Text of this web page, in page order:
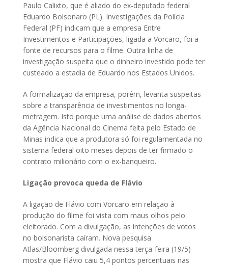
Paulo Calixto, que é aliado do ex-deputado federal
Eduardo Bolsonaro (PL). Investigações da Polícia
Federal (PF) indicam que a empresa Entre
Investimentos e Participações, ligada a Vorcaro, foi a
fonte de recursos para o filme. Outra linha de
investigação suspeita que o dinheiro investido pode ter
custeado a estadia de Eduardo nos Estados Unidos.
A formalização da empresa, porém, levanta suspeitas
sobre a transparência de investimentos no longa-
metragem. Isto porque uma análise de dados abertos
da Agência Nacional do Cinema feita pelo Estado de
Minas indica que a produtora só foi regulamentada no
sistema federal oito meses depois de ter firmado o
contrato milionário com o ex-banqueiro.
Ligação provoca queda de Flávio
A ligação de Flávio com Vorcaro em relação à
produção do filme foi vista com maus olhos pelo
eleitorado. Com a divulgação, as intenções de votos
no bolsonarista caíram. Nova pesquisa
Atlas/Bloomberg divulgada nessa terça-feira (19/5)
mostra que Flávio caiu 5,4 pontos percentuais nas